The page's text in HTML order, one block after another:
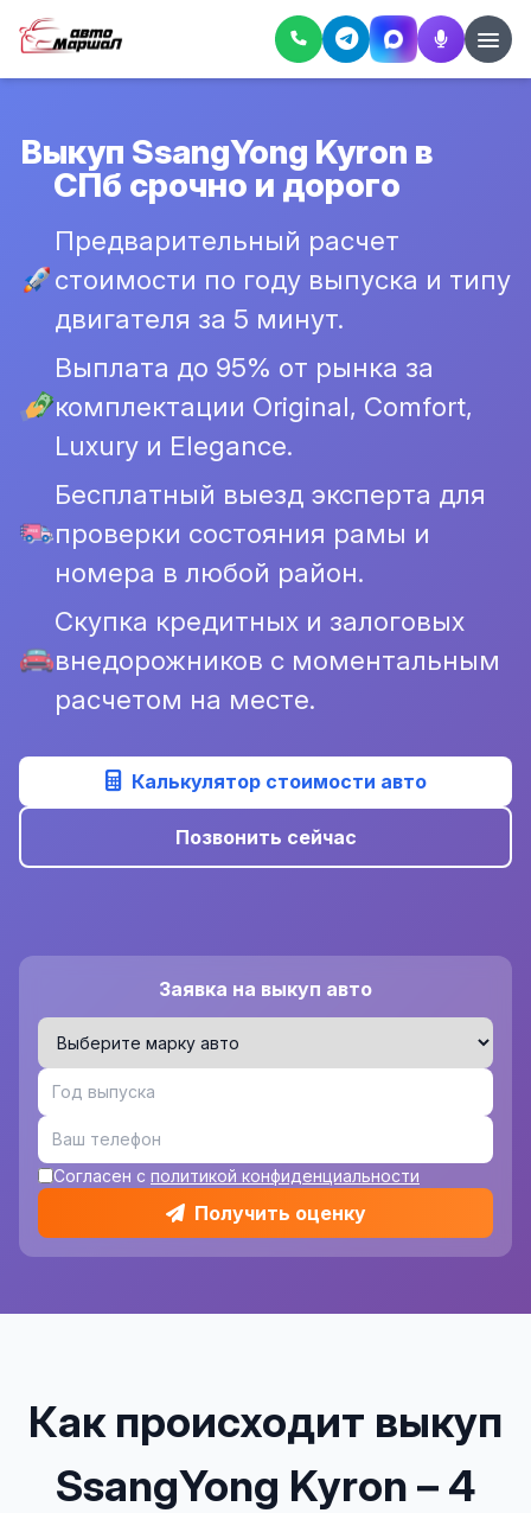
Выкуп SsangYong Kyron в
СПб срочно и дорого
Предварительный расчет
стоимости по году выпуска и типу
двигателя за 5 минут.
Выплата до 95% от рынка за
комплектации Original, Comfort,
Luxury и Elegance.
Бесплатный выезд эксперта для
проверки состояния рамы и
номера в любой район.
Скупка кредитных и залоговых
внедорожников с моментальным
расчетом на месте.
Калькулятор стоимости авто
Позвонить сейчас
Заявка на выкуп авто
Согласен с политикой конфиденциальности
Получить оценку
Как происходит выкуп
SsangYong Kyron – 4